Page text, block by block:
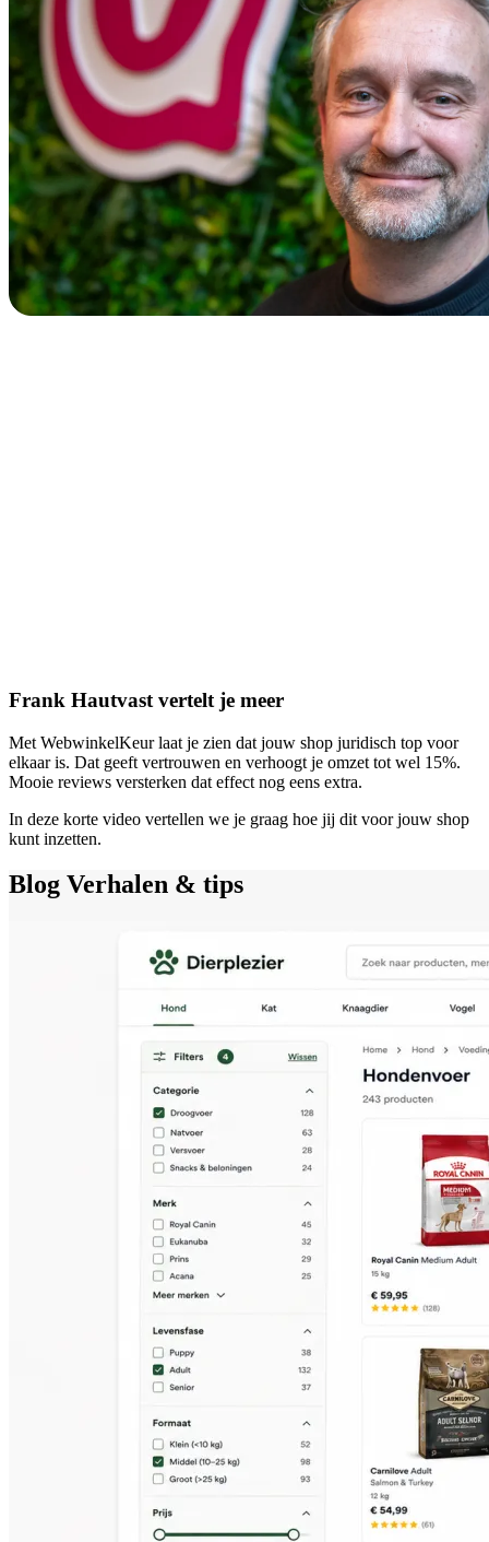
Frank Hautvast vertelt je meer
Met WebwinkelKeur laat je zien dat jouw shop juridisch top voor
elkaar is. Dat geeft vertrouwen en verhoogt je omzet tot wel 15%.
Mooie reviews versterken dat effect nog eens extra.
In deze korte video vertellen we je graag hoe jij dit voor jouw shop
kunt inzetten.
Blog Verhalen & tips